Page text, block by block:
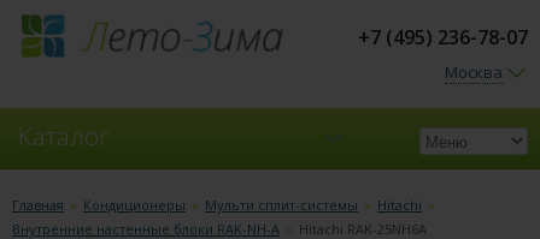
+7 (495) 236-78-07
Москва
Каталог
Кондиционеры
Главная » Кондиционеры » Мульти сплит-системы » Hitachi »
Внутренние настенные блоки RAK-NH-A » Hitachi RAK-25NH6A